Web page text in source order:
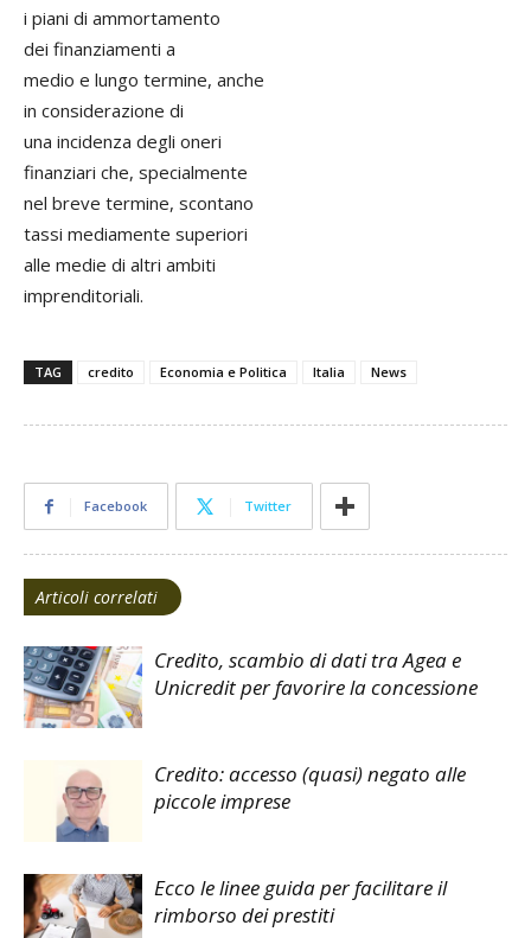
i piani di ammortamento
dei finanziamenti a
medio e lungo termine, anche
in considerazione di
una incidenza degli oneri
finanziari che, specialmente
nel breve termine, scontano
tassi mediamente superiori
alle medie di altri ambiti
imprenditoriali.
TAG credito Economia e Politica Italia News
Facebook Twitter
Articoli correlati
Credito, scambio di dati tra Agea e
Unicredit per favorire la concessione
Credito: accesso (quasi) negato alle
piccole imprese
Ecco le linee guida per facilitare il
rimborso dei prestiti